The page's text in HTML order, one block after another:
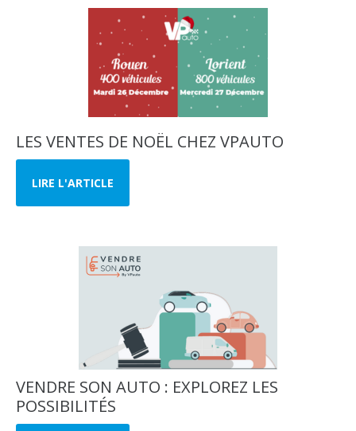
LES VENTES DE NOËL CHEZ VPAUTO
LIRE L'ARTICLE
VENDRE SON AUTO : EXPLOREZ LES
POSSIBILITÉS